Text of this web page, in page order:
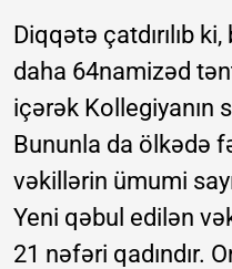
Diqqətə çatdırılıb
daha 64namizəd
içərək Kollegiyanın
Bununla da ölkədə
vəkillərin ümumi
Yeni qəbul edilən
21 nəfəri qadındır.